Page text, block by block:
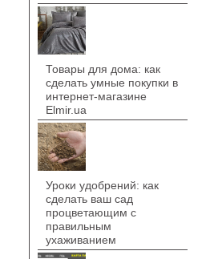
Товары для дома: как
сделать умные покупки в
интернет-магазине
Elmir.ua
Уроки удобрений: как
сделать ваш сад
процветающим с
правильным
ухаживанием